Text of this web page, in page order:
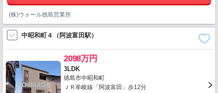
(株)ウォール徳島営業所
中昭和町４（阿波富田駅）
2098万円
3LDK
徳島市中昭和町
ＪＲ牟岐線「阿波富田」歩12分